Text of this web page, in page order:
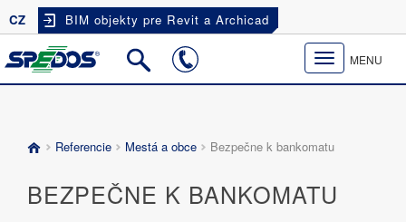
CZ BIM objekty pre Revit a Archicad
Toggle
navigation
MENU
Referencie Mestá a obce Bezpečne k bankomatu
BEZPEČNE K BANKOMATU